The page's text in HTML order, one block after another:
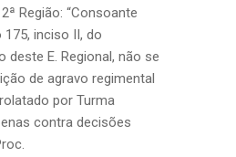
Região: “Consoante
inciso II, do
deste E. Regional, não se
de agravo regimental
por Turma
contra decisões